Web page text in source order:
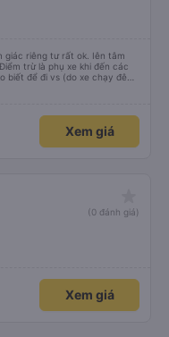
giác riêng tư rất ok. Iên tâm
trừ là phụ xe khi đến các
biết để đi vs (do xe chạy đêm
Xem giá
(0 đánh giá)
Xem giá